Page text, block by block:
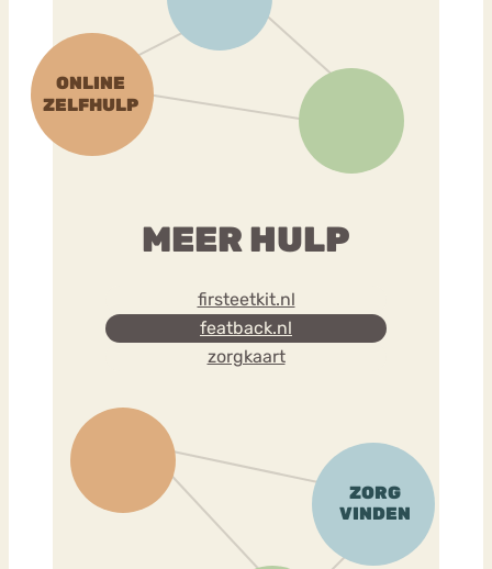
MEER HULP
firsteetkit.nl
featback.nl
zorgkaart